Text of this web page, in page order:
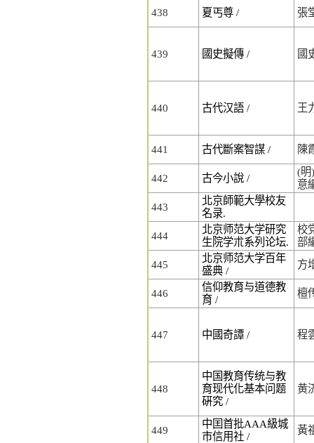
438 夏丐尊 / 張
439 國史擬傳 / 國
440 古代汉語 / 王
441 古代斷案智謀 / 陳
442 古今小說 /
(明
意
443
北京師範大學校友
名录.
444
北京师范大学研究
生院学朮系列论坛.
校
部
445
北京师范大学百年
盛典 /
方
446
信仰教育与道德教
育 /
檀
447 中國奇譚 / 程
448
中国教育传统与教
育现代化基本问题
硏究 /
黄
449
中囯首批AAA級城
市信用社 /
黃